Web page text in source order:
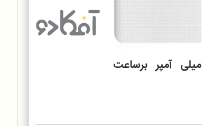
پاور بانک 10000میلی آمپر برساعت